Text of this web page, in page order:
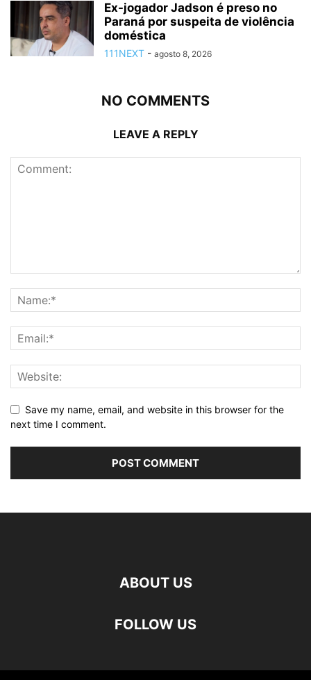
Ex-jogador Jadson é preso no
Paraná por suspeita de violência
doméstica
111NEXT - agosto 8, 2026
NO COMMENTS
LEAVE A REPLY
Save my name, email, and website in this browser for the
next time I comment.
ABOUT US
FOLLOW US